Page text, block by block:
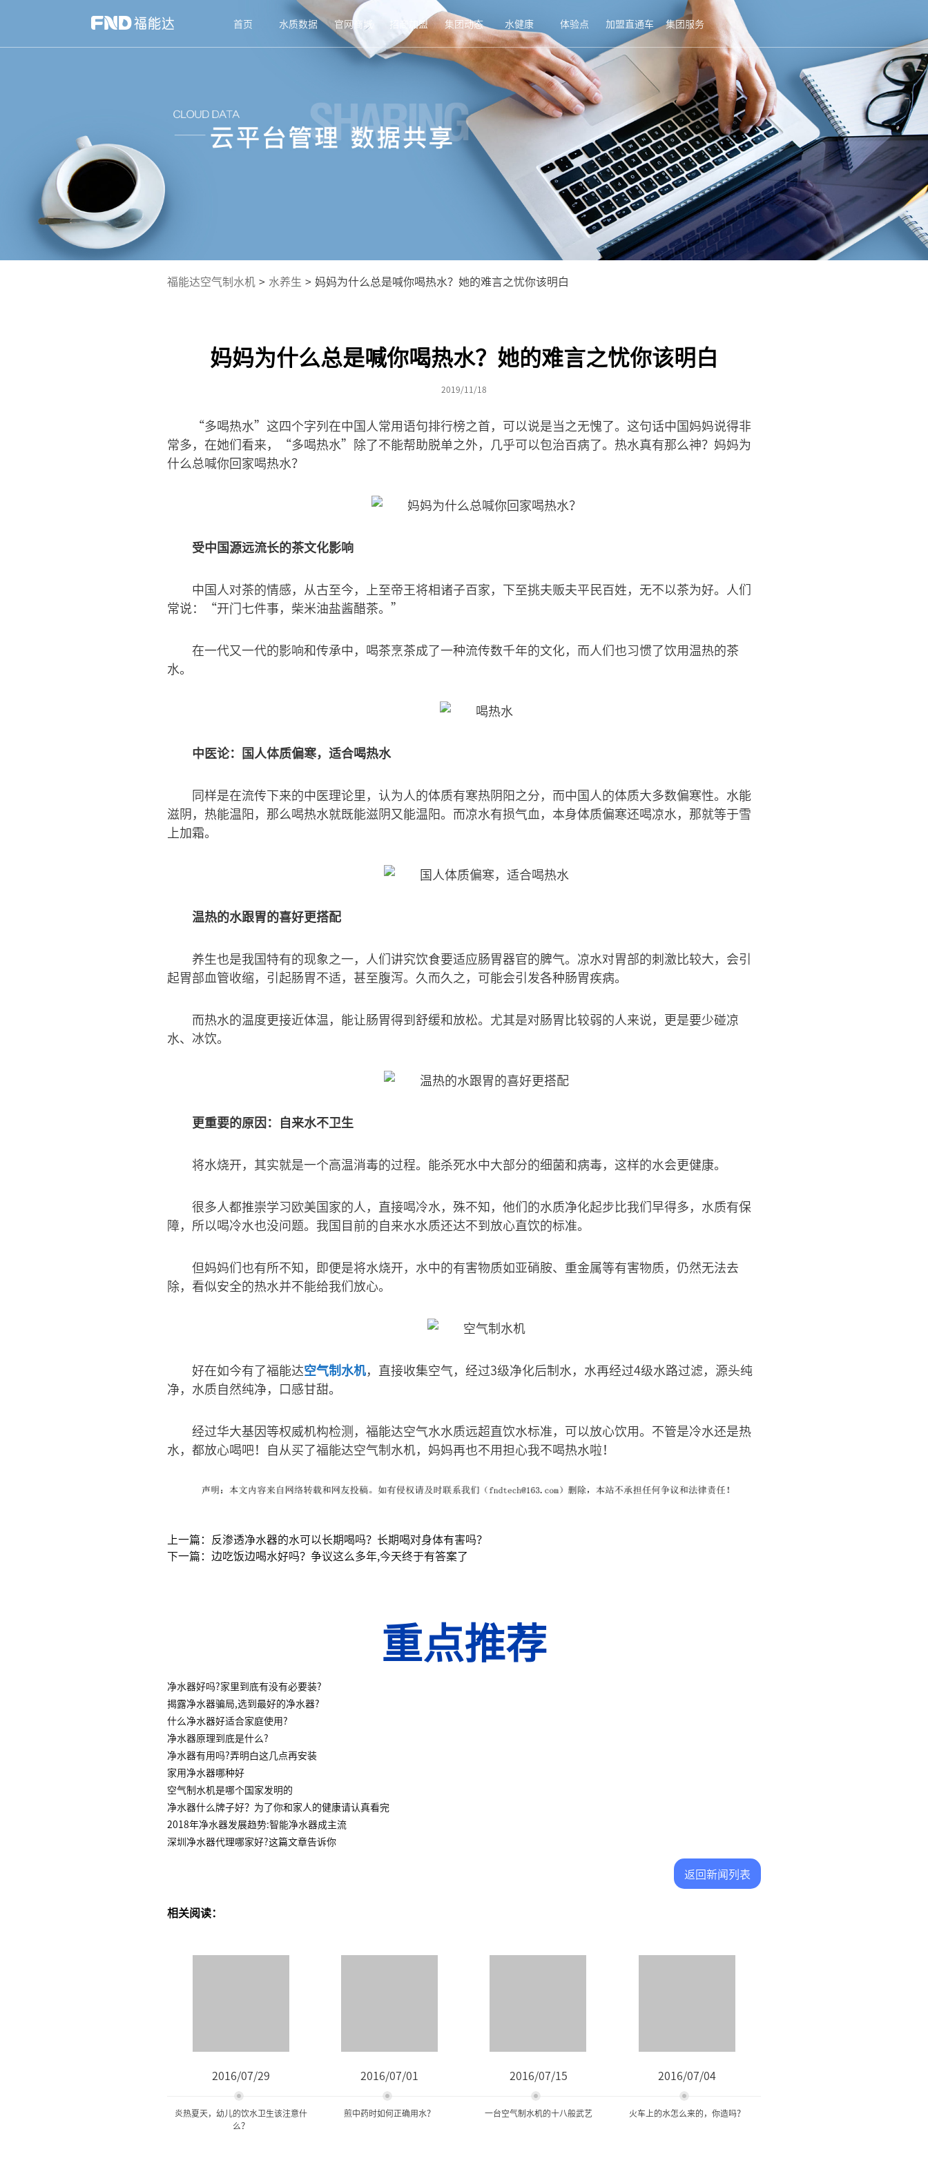
首页 水质数据 官网商城 招商加盟 集团动态 水健康 体验点 加盟直通车 集团服务
福能达空气制水机 > 水养生 > 妈妈为什么总是喊你喝热水？她的难言之忧你该明白
妈妈为什么总是喊你喝热水？她的难言之忧你该明白
2019/11/18
“多喝热水”这四个字列在中国人常用语句排行榜之首，可以说是当之无愧了。这句话中国妈妈说得非
常多，在她们看来，“多喝热水”除了不能帮助脱单之外，几乎可以包治百病了。热水真有那么神？妈妈为
什么总喊你回家喝热水？
受中国源远流长的茶文化影响
中国人对茶的情感，从古至今，上至帝王将相诸子百家，下至挑夫贩夫平民百姓，无不以茶为好。人们
常说：“开门七件事，柴米油盐酱醋茶。”
在一代又一代的影响和传承中，喝茶烹茶成了一种流传数千年的文化，而人们也习惯了饮用温热的茶
水。
中医论：国人体质偏寒，适合喝热水
同样是在流传下来的中医理论里，认为人的体质有寒热阴阳之分，而中国人的体质大多数偏寒性。水能
滋阴，热能温阳，那么喝热水就既能滋阴又能温阳。而凉水有损气血，本身体质偏寒还喝凉水，那就等于雪
上加霜。
温热的水跟胃的喜好更搭配
养生也是我国特有的现象之一，人们讲究饮食要适应肠胃器官的脾气。凉水对胃部的刺激比较大，会引
起胃部血管收缩，引起肠胃不适，甚至腹泻。久而久之，可能会引发各种肠胃疾病。
而热水的温度更接近体温，能让肠胃得到舒缓和放松。尤其是对肠胃比较弱的人来说，更是要少碰凉
水、冰饮。
更重要的原因：自来水不卫生
将水烧开，其实就是一个高温消毒的过程。能杀死水中大部分的细菌和病毒，这样的水会更健康。
很多人都推崇学习欧美国家的人，直接喝冷水，殊不知，他们的水质净化起步比我们早得多，水质有保
障，所以喝冷水也没问题。我国目前的自来水水质还达不到放心直饮的标准。
但妈妈们也有所不知，即便是将水烧开，水中的有害物质如亚硝胺、重金属等有害物质，仍然无法去
除，看似安全的热水并不能给我们放心。
好在如今有了福能达空气制水机，直接收集空气，经过3级净化后制水，水再经过4级水路过滤，源头纯
净，水质自然纯净，口感甘甜。
经过华大基因等权威机构检测，福能达空气水水质远超直饮水标准，可以放心饮用。不管是冷水还是热
水，都放心喝吧！自从买了福能达空气制水机，妈妈再也不用担心我不喝热水啦！
上一篇：反渗透净水器的水可以长期喝吗？长期喝对身体有害吗？
下一篇：边吃饭边喝水好吗？争议这么多年,今天终于有答案了
重点推荐
净水器好吗?家里到底有没有必要装?
揭露净水器骗局,选到最好的净水器?
什么净水器好适合家庭使用?
净水器原理到底是什么?
净水器有用吗?弄明白这几点再安装
家用净水器哪种好
空气制水机是哪个国家发明的
净水器什么牌子好？为了你和家人的健康请认真看完
2018年净水器发展趋势:智能净水器成主流
深圳净水器代理哪家好?这篇文章告诉你
返回新闻列表
相关阅读：
2016/07/29
炎热夏天，幼儿的饮水卫生该注意什
么？
2016/07/01
煎中药时如何正确用水？
2016/07/15
一台空气制水机的十八般武艺
2016/07/04
火车上的水怎么来的，你造吗？